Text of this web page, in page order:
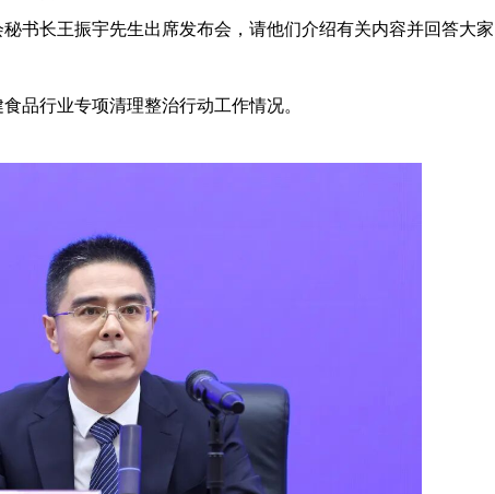
书长王振宇先生出席发布会，请他们介绍有关内容并回答大家
品行业专项清理整治行动工作情况。